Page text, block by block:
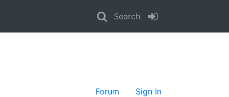
Search
Forum Sign In